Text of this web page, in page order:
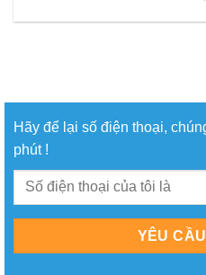
Hãy để lại số điện thoại,
phút !